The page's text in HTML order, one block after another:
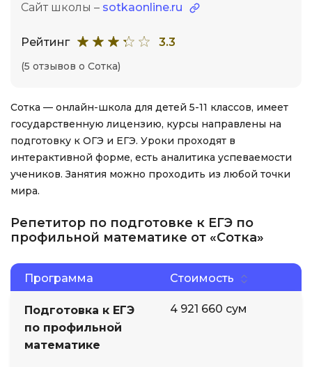
Сайт школы – sotkaonline.ru
Рейтинг 3.3
(5 отзывов о Сотка)
Сотка — онлайн-школа для детей 5-11 классов, имеет
государственную лицензию, курсы направлены на
подготовку к ОГЭ и ЕГЭ. Уроки проходят в
интерактивной форме, есть аналитика успеваемости
учеников. Занятия можно проходить из любой точки
мира.
Репетитор по подготовке к ЕГЭ по
профильной математике от «Сотка»
Программа Стоимость
Подготовка к ЕГЭ
по профильной
математике
4 921 660 сум